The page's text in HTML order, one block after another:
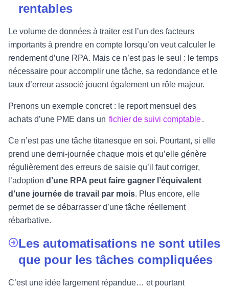
rentables
Le volume de données à traiter est l’un des facteurs
importants à prendre en compte lorsqu’on veut calculer le
rendement d’une RPA. Mais ce n’est pas le seul : le temps
nécessaire pour accomplir une tâche, sa redondance et le
taux d’erreur associé jouent également un rôle majeur.
Prenons un exemple concret : le report mensuel des
achats d’une PME dans un fichier de suivi comptable.
Ce n’est pas une tâche titanesque en soi. Pourtant, si elle
prend une demi-journée chaque mois et qu’elle génère
régulièrement des erreurs de saisie qu’il faut corriger,
l’adoption d’une RPA peut faire gagner l’équivalent
d’une journée de travail par mois. Plus encore, elle
permet de se débarrasser d’une tâche réellement
rébarbative.
Les automatisations ne sont utiles
que pour les tâches compliquées
C’est une idée largement répandue… et pourtant